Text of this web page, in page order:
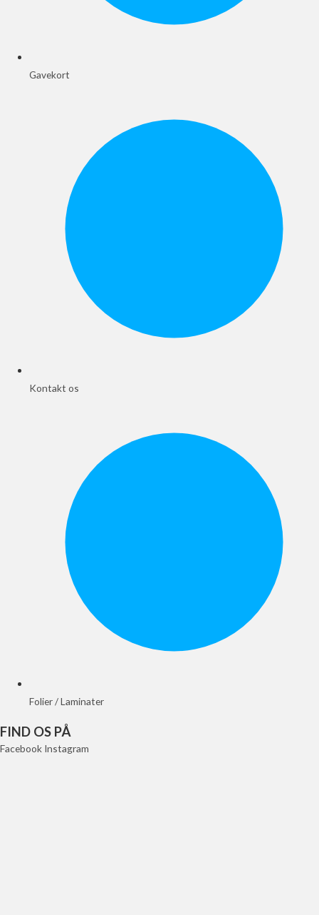
Gavekort
Kontakt os
Folier / Laminater
FIND OS PÅ
Facebook Instagram